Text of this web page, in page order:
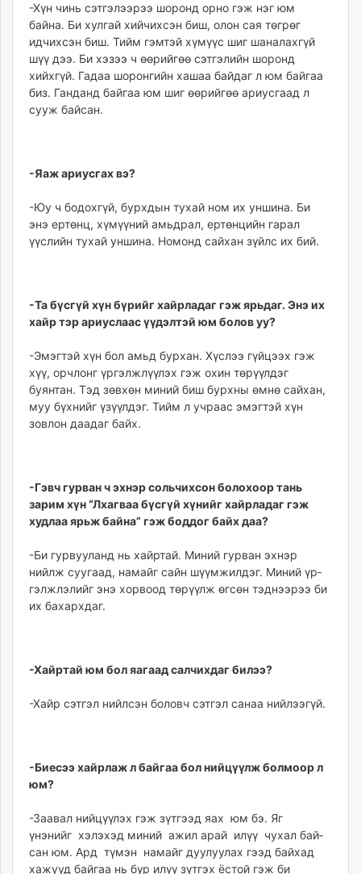
-Хүн чинь сэтгэлээрээ шоронд орно гэж нэг юм
байна. Би хулгай хийчихсэн биш, олон сая төгрөг
идчих­сэн биш. Тийм гэмтэй хүмүүс шиг шаналахгүй
шүү дээ. Би хэзээ ч өөрийгөө сэтгэлийн шоронд
хийхгүй. Гадаа шоронгийн хашаа бай­даг л юм байгаа
биз. Ганданд байгаа юм шиг өөрийгөө ариусгаад л
сууж байсан.
-Яаж ариусгах вэ?
-Юу ч бодохгүй, бурхдын тухай ном их уншина. Би
энэ ертөнц, хүмүүний амьдрал, ертөнцийн гарал
үүслийн тухай уншина. Номонд сай­хан зүйлс их бий.
-Та бүсгүй хүн бүрийг хайрладаг гэж ярьдаг. Энэ их
хайр тэр ариуслаас үүдэл­тэй юм болов уу?
-Эмэгтэй хүн бол амьд бурхан. Хүслээ гүйцээх гэж
хүү, орчлонг үргэлжлүүлэх гэж охин төрүүлдэг
буянтан. Тэд зөвхөн миний биш бурх­ны өмнө сайхан,
муу бүх­нийг үзүүлдэг. Тийм л учраас эмэгтэй хүн
зовлон даадаг байх.
-Гэвч гурван ч эхнэр сольчихсон болохоор тань
зарим хүн “Лхагваа бүсгүй хүнийг хайрладаг гэж
худлаа ярьж байна” гэж боддог байх даа?
-Би гурвууланд нь хайр­тай. Миний гурван эхнэр
нийлж суугаад, намайг сайн шүүмжилдэг. Миний үр­
гэлжлэлийг энэ хорвоод тө­рүүлж өгсөн тэднээрээ би
их бахархдаг.
-Хайртай юм бол яагаад салчихдаг билээ?
-Хайр сэтгэл нийлсэн бо­­­ловч сэтгэл санаа ний­лээгүй.
-Биесээ хайрлаж л бай­гаа бол нийцүүлж болмоор л
юм?
-Заавал нийцүүлэх гэж зүт­гээд яах юм бэ. Яг
үнэнийг хэлэхэд миний ажил арай илүү чухал бай­
сан юм. Ард түмэн на­майг дуу­луулах гээд байхад
ха­­жууд байгаа нь бүр илүү зүт­гэх ёстой гэж би